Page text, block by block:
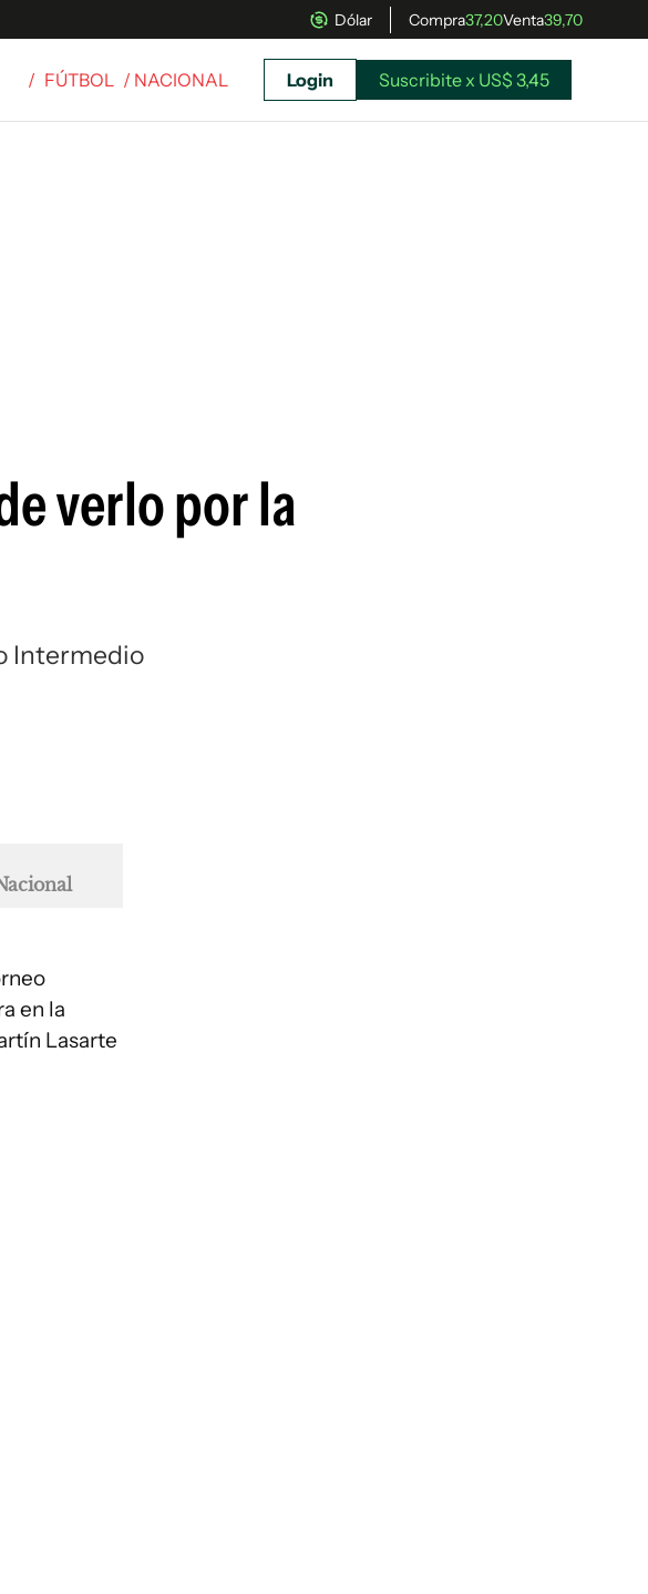
Dólar Compra37,20Venta39,70
Suscribite x US$ 3,45
/ FÚTBOL / NACIONAL Login Suscribite x US$ 3,45
verlo por la
Intermedio
en la
Lasarte